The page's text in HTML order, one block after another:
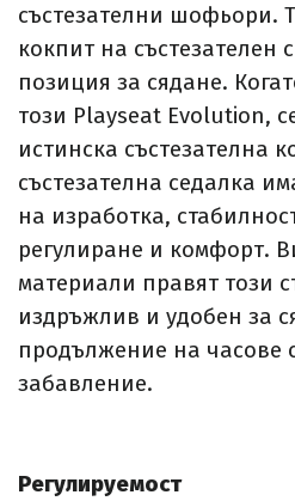
състезателни шофьори.
кокпит на състезателен
позиция за сядане.
този Playseat Evolution,
истинска състезателна
състезателна седалка
на изработка,
регулиране и комфорт.
материали правят този
издръжлив и удобен за
продължение на часове
забавление.
Регулируемост